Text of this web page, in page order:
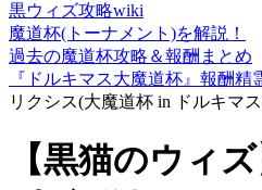
黒ウィズ攻略wiki
魔道杯(トーナメント)を解説！
過去の魔道杯攻略＆報酬まとめ
『ドルキマス大魔道杯』報酬精
リクシス(大魔道杯 in ドルキマ
【黒猫のウィ